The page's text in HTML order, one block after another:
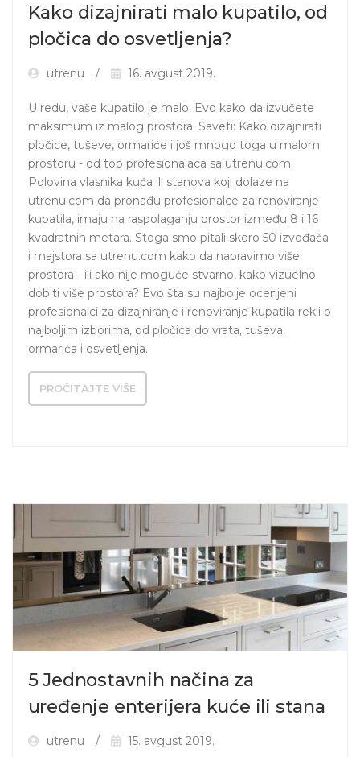
Kako dizajnirati malo kupatilo, od
pločica do osvetljenja?
utrenu 16. avgust 2019.
U redu, vaše kupatilo je malo. Evo kako da izvučete
maksimum iz malog prostora. Saveti: Kako dizajnirati
pločice, tuševe, ormariće i još mnogo toga u malom
prostoru - od top profesionalaca sa utrenu.com.
Polovina vlasnika kuća ili stanova koji dolaze na
utrenu.com da pronađu profesionalce za renoviranje
kupatila, imaju na raspolaganju prostor između 8 i 16
kvadratnih metara. Stoga smo pitali skoro 50 izvođača
i majstora sa utrenu.com kako da napravimo više
prostora - ili ako nije moguće stvarno, kako vizuelno
dobiti više prostora? Evo šta su najbolje ocenjeni
profesionalci za dizajniranje i renoviranje kupatila rekli o
najboljim izborima, od pločica do vrata, tuševa,
ormarića i osvetljenja.
PROČITAJTE VIŠE
5 Jednostavnih načina za
uređenje enterijera kuće ili stana
utrenu 15. avgust 2019.